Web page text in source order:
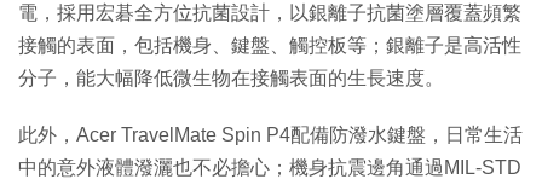
電，採用宏碁全方位抗菌設計，以銀離子抗菌塗層覆蓋頻繁
接觸的表面，包括機身、鍵盤、觸控板等；銀離子是高活性
分子，能大幅降低微生物在接觸表面的生長速度。
此外，Acer TravelMate Spin P4配備防潑水鍵盤，日常生活
中的意外液體潑灑也不必擔心；機身抗震邊角通過MIL-STD